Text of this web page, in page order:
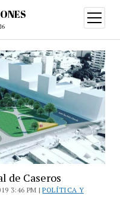
abrir
menú
de Caseros
3:46 PM |POLÍTICA Y